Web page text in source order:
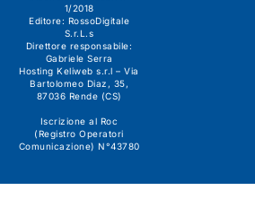
1/2018
Editore: RossoDigitale
S.r.L.s
Direttore responsabile:
Gabriele Serra
Hosting Keliweb s.r.l – Via
Bartolomeo Diaz, 35,
87036 Rende (CS)
Iscrizione al Roc
(Registro Operatori
Comunicazione) N°43780